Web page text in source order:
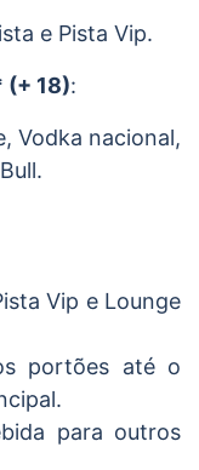
e Pista Vip.
(+ 18):
Vodka nacional,
Vip e Lounge
portões até o
para outros